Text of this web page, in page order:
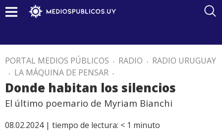
PORTAL MEDIOS PÚBLICOS . RADIO . RADIO URUGUAY
. LA MÁQUINA DE PENSAR .
Donde habitan los silencios
El último poemario de Myriam Bianchi
08.02.2024 | tiempo de lectura: < 1 minuto